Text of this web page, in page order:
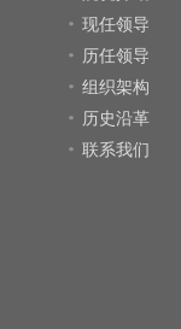
现任领导
历任领导
组织架构
历史沿革
联系我们